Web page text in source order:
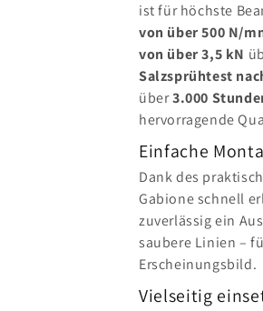
ist für höchste
von über 500 N/
von über 3,5 kN
Salzsprühtest
über3.000
hervorragende
Einfache
Dank des
Gabione schnell
zuverlässig ein
saubere Linien –
Erscheinungsbild.
Vielseitig